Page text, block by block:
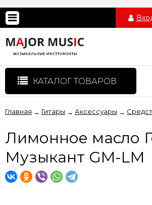
КАТАЛОГ ТОВАРОВ
Главная → Гитары → Аксессуары →
Лимонное масло
Музыкант GM-LM